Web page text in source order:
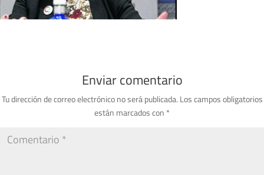
Enviar comentario
Tu dirección de correo electrónico no será publicada. Los campos obligatorios
están marcados con *